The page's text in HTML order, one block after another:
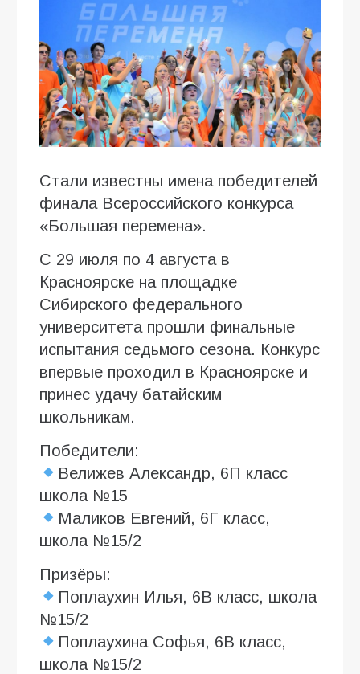
Стали известны имена победителей
финала Всероссийского конкурса
«Большая перемена».
С 29 июля по 4 августа в
Красноярске на площадке
Сибирского федерального
университета прошли финальные
испытания седьмого сезона. Конкурс
впервые проходил в Красноярске и
принес удачу батайским
школьникам.
Победители:
Велижев Александр, 6П класс
школа №15
Маликов Евгений, 6Г класс,
школа №15/2
Призёры:
Поплаухин Илья, 6В класс, школа
№15/2
Поплаухина Софья, 6В класс,
школа №15/2